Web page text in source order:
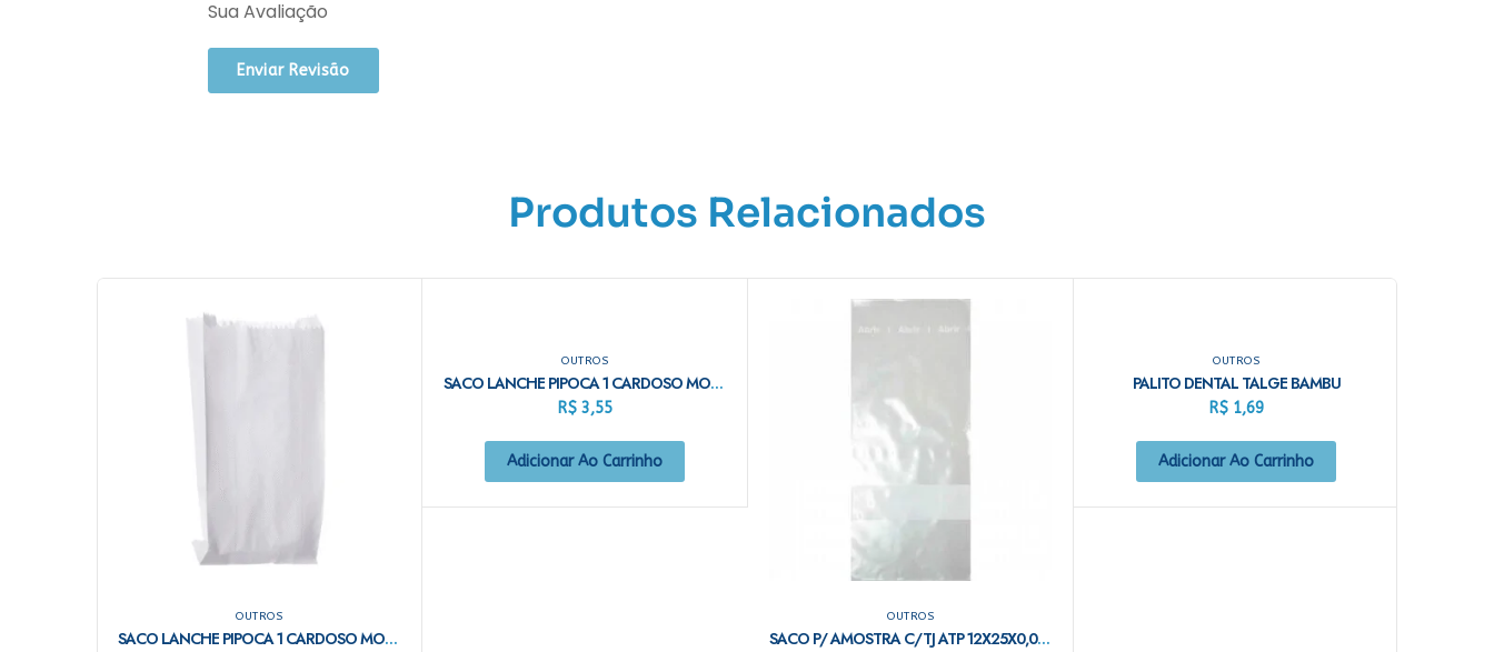
Sua Avaliação
Produtos Relacionados
OUTROS
SACO LANCHE PIPOCA 1 CARDOSO MONO C/500
OUTROS
SACO LANCHE PIPOCA 1 CARDOSO MONO C/100
R$3,55
Adicionar Ao Carrinho
OUTROS
SACO P/ AMOSTRA C/TJ ATP 12X25X0,06 1,5KG
OUTROS
PALITO DENTAL TALGE BAMBU
R$1,69
Adicionar Ao Carrinho